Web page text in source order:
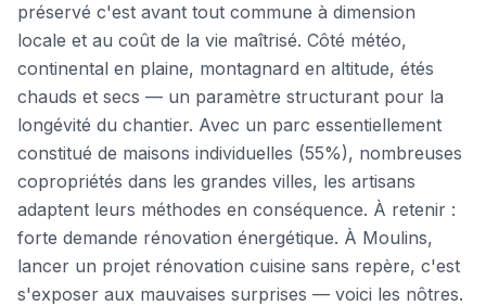
préservé c'est avant tout commune à dimension
locale et au coût de la vie maîtrisé. Côté météo,
continental en plaine, montagnard en altitude, étés
chauds et secs — un paramètre structurant pour la
longévité du chantier. Avec un parc essentiellement
constitué de maisons individuelles (55%), nombreuses
copropriétés dans les grandes villes, les artisans
adaptent leurs méthodes en conséquence. À retenir :
forte demande rénovation énergétique. À Moulins,
lancer un projet rénovation cuisine sans repère, c'est
s'exposer aux mauvaises surprises — voici les nôtres.